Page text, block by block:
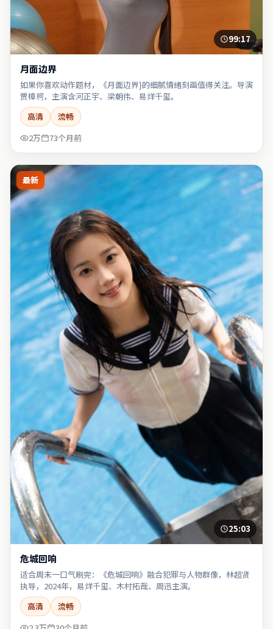
99:17
月面边界
如果你喜欢动作题材，《月面边界}的细腻情绪刻画值得关注。导演
贾樟柯，主演含河正宇、梁朝伟、易烊千玺。
高清
流畅
2万
73个月前
最新
25:03
危城回响
适合周末一口气刷完：《危城回响》融合犯罪与人物群像，林超贤
执导，2024年，易烊千玺、木村拓哉、周迅主演。
高清
流畅